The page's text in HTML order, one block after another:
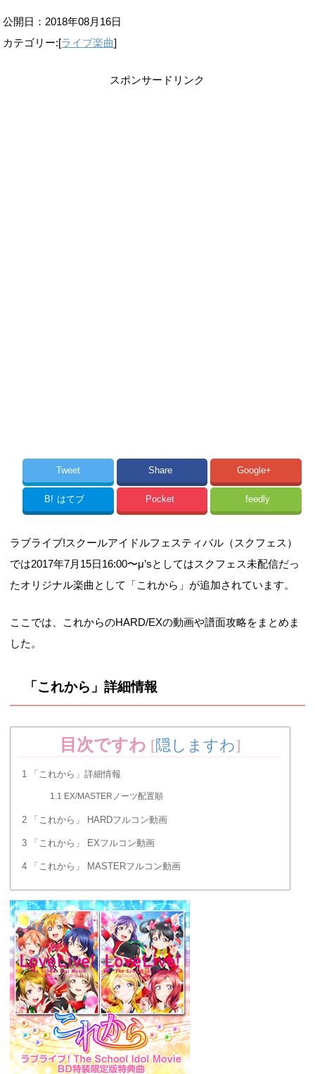
公開日： 2018年08月16日
カテゴリー:[ライブ楽曲]
スポンサードリンク
Tweet Share Google+
B! はてブ Pocket feedly
ラブライブ!スクールアイドルフェスティバル（スクフェス）
では2017年7月15日16:00〜μ’sとしてはスクフェス未配信だっ
たオリジナル楽曲として「これから」が追加されています。
ここでは、これからのHARD/EXの動画や譜面攻略をまとめま
した。
「これから」詳細情報
目次ですわ [隠しますわ]
1 「これから」詳細情報
1.1 EX/MASTERノーツ配置順
2 「これから」 HARDフルコン動画
3 「これから」 EXフルコン動画
4 「これから」 MASTERフルコン動画